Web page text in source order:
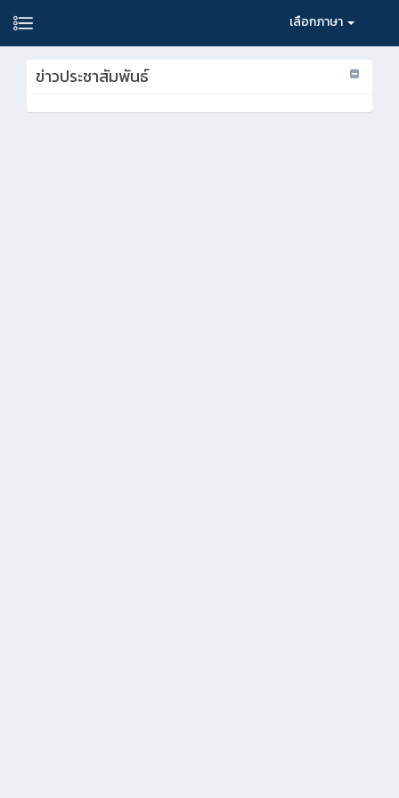
เลือกภาษา
ข่าวประชาสัมพันธ์